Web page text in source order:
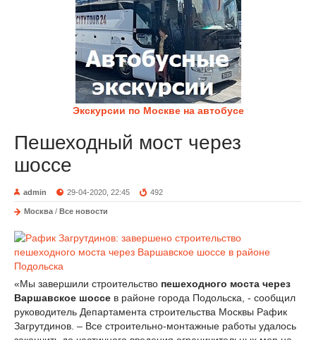
Экскурсии по Москве на автобусе
Пешеходный мост через
шоссе
admin 29-04-2020, 22:45 492
Москва / Все новости
«Мы завершили строительство пешеходного моста через
Варшавское шоссе в районе города Подольска, - сообщил
руководитель Департамента строительства Москвы Рафик
Загрутдинов. – Все строительно-монтажные работы удалось